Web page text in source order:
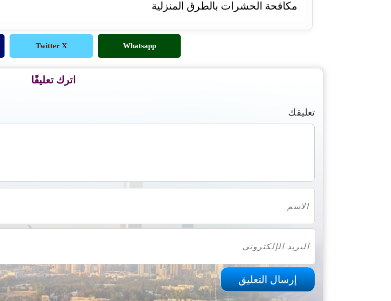
مكافحة الحشرات بالطرق المنزلية
Whatsapp
Twitter X
اترك تعليقًا
تعليقك